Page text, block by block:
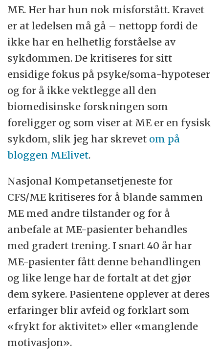
ME. Her har hun nok misforstått. Kravet
er at ledelsen må gå – nettopp fordi de
ikke har en helhetlig forståelse av
sykdommen. De kritiseres for sitt
ensidige fokus på psyke/soma-hypoteser
og for å ikke vektlegge all den
biomedisinske forskningen som
foreligger og som viser at ME er en fysisk
sykdom, slik jeg har skrevet om på
bloggen MElivet.
Nasjonal Kompetansetjeneste for
CFS/ME kritiseres for å blande sammen
ME med andre tilstander og for å
anbefale at ME-pasienter behandles
med gradert trening. I snart 40 år har
ME-pasienter fått denne behandlingen
og like lenge har de fortalt at det gjør
dem sykere. Pasientene opplever at deres
erfaringer blir avfeid og forklart som
«frykt for aktivitet» eller «manglende
motivasjon».